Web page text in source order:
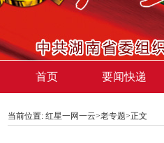
首页 要闻快递
当前位置: 红星一网一云>老专题>正文